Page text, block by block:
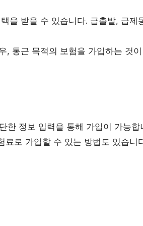
을 받을 수 있습니다. 급출발, 급제
, 통근 목적의 보험을 가입하는 것
한 정보 입력을 통해 가입이 가능합
료로 가입할 수 있는 방법도 있습니